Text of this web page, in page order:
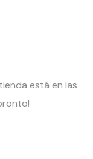
está en las